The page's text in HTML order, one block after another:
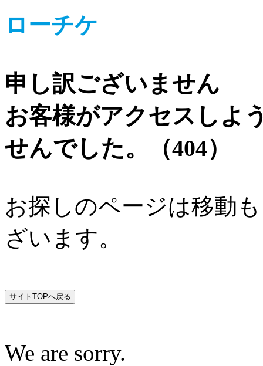
ローチケ
申し訳ございません
お客様がアクセスしよ
せんでした。（404）
お探しのページは移動
ざいます。
We are sorry.